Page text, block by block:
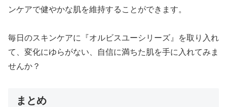
ンケアで健やかな肌を維持することができます。
毎日のスキンケアに『オルビスユーシリーズ』を取り入れ
て、変化にゆらがない、自信に満ちた肌を手に入れてみま
せんか？
まとめ